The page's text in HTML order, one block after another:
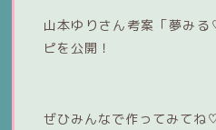
山本ゆりさん考案「夢み
ピを公開！
ぜひみんなで作ってみてね